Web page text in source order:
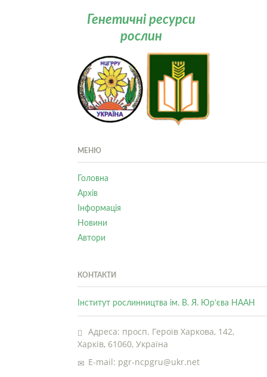
Генетичні ресурси
рослин
МЕНЮ
Головна
Архів
Інформація
Новини
Автори
КОНТАКТИ
Інститут рослинництва ім. В. Я. Юр’єва НААН
Адреса: просп. Героїв Харкова, 142,
Харків, 61060, Україна
E-mail: pgr-ncpgru@ukr.net